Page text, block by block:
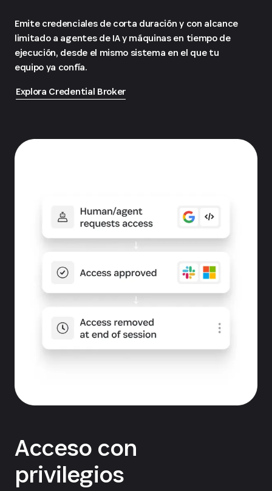
Emite credenciales de corta duración y con alcance
limitado a agentes de IA y máquinas en tiempo de
ejecución, desde el mismo sistema en el que tu
equipo ya confía.
Explora Credential Broker
Acceso con
privilegios